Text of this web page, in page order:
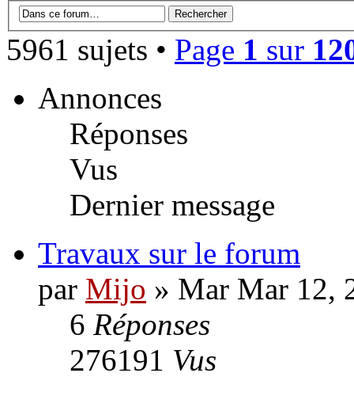
5961 sujets • Page 1 sur
Annonces
Réponses
Vus
Dernier message
Travaux sur le forum
par Mijo » Mar Mar 12,
6 Réponses
276191 Vus